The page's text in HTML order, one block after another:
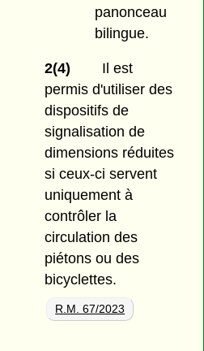
panonceau
bilingue.
2(4)
Il est
permis d'utiliser des
dispositifs de
signalisation de
dimensions réduites
si ceux-ci servent
uniquement à
contrôler la
circulation des
piétons ou des
bicyclettes.
R.M. 67/2023